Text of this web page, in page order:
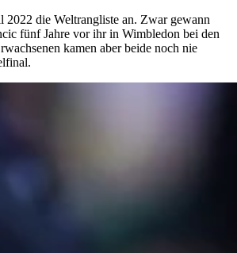
2022 die Weltrangliste an. Zwar gewann
fünf Jahre vor ihr in Wimbledon bei den
kamen aber beide noch nie